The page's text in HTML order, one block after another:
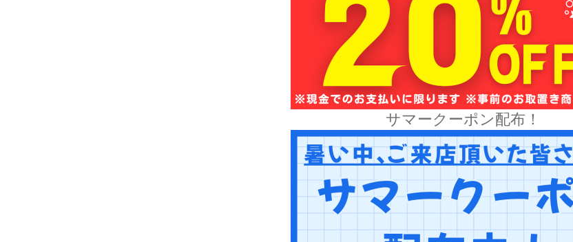
サマークーポン配布！